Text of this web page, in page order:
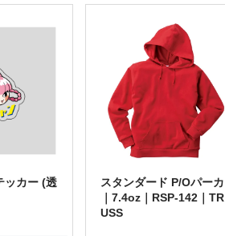
ッカー (透
スタンダード P/Oパーカ
｜7.4oz｜RSP-142｜TR
USS